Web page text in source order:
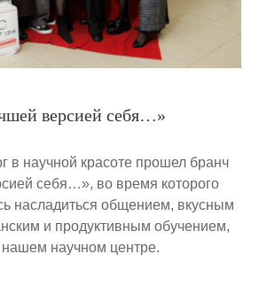
версией себя…»
в научной красоте прошел бранч
себя…», во время которого
насладиться общением, вкусным
и продуктивным обучением,
научном центре.